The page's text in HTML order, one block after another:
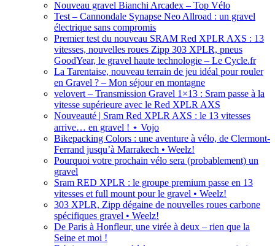
Nouveau gravel Bianchi Arcadex – Top Vélo
Test – Cannondale Synapse Neo Allroad : un gravel
électrique sans compromis
Premier test du nouveau SRAM Red XPLR AXS : 13
vitesses, nouvelles roues Zipp 303 XPLR, pneus
GoodYear, le gravel haute technologie – Le Cycle.fr
La Tarentaise, nouveau terrain de jeu idéal pour rouler
en Gravel ? – Mon séjour en montagne
velovert – Transmission Gravel 1×13 : Sram passe à la
vitesse supérieure avec le Red XPLR AXS
Nouveauté | Sram Red XPLR AXS : le 13 vitesses
arrive… en gravel ! ⋆ Vojo
Bikepacking Colors : une aventure à vélo, de Clermont-
Ferrand jusqu’à Marrakech • Weelz!
Pourquoi votre prochain vélo sera (probablement) un
gravel
Sram RED XPLR : le groupe premium passe en 13
vitesses et full mount pour le gravel • Weelz!
303 XPLR, Zipp dégaine de nouvelles roues carbone
spécifiques gravel • Weelz!
De Paris à Honfleur, une virée à deux – rien que la
Seine et moi !